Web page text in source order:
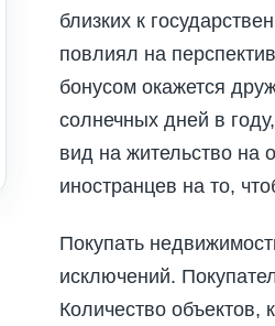
близких к
повлиял на
бонусом окажется
солнечных дней в
вид на жительство на
иностранцев на то,
Покупать
исключений.
Количество объектов,